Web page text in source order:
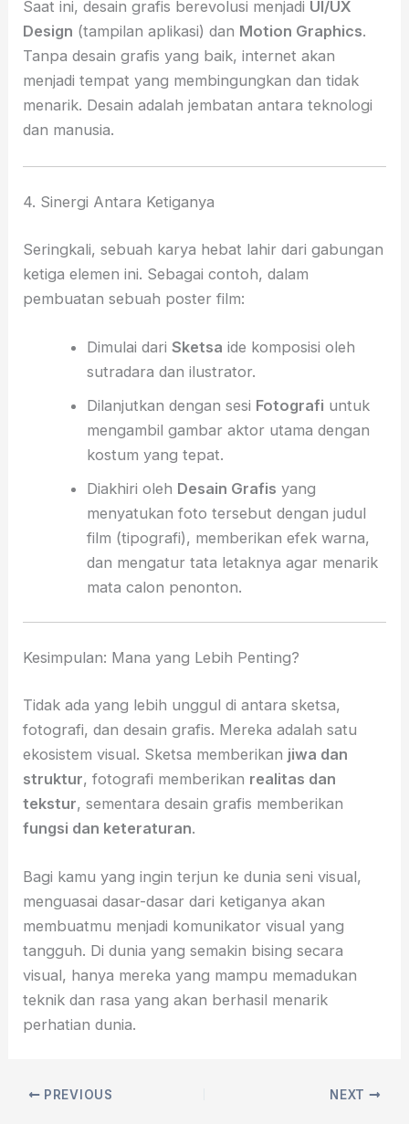
Saat ini, desain grafis berevolusi menjadi UI/UX
Design (tampilan aplikasi) dan Motion Graphics.
Tanpa desain grafis yang baik, internet akan
menjadi tempat yang membingungkan dan tidak
menarik. Desain adalah jembatan antara teknologi
dan manusia.
4. Sinergi Antara Ketiganya
Seringkali, sebuah karya hebat lahir dari gabungan
ketiga elemen ini. Sebagai contoh, dalam
pembuatan sebuah poster film:
Dimulai dari Sketsa ide komposisi oleh
sutradara dan ilustrator.
Dilanjutkan dengan sesi Fotografi untuk
mengambil gambar aktor utama dengan
kostum yang tepat.
Diakhiri oleh Desain Grafis yang
menyatukan foto tersebut dengan judul
film (tipografi), memberikan efek warna,
dan mengatur tata letaknya agar menarik
mata calon penonton.
Kesimpulan: Mana yang Lebih Penting?
Tidak ada yang lebih unggul di antara sketsa,
fotografi, dan desain grafis. Mereka adalah satu
ekosistem visual. Sketsa memberikan jiwa dan
struktur, fotografi memberikan realitas dan
tekstur, sementara desain grafis memberikan
fungsi dan keteraturan.
Bagi kamu yang ingin terjun ke dunia seni visual,
menguasai dasar-dasar dari ketiganya akan
membuatmu menjadi komunikator visual yang
tangguh. Di dunia yang semakin bising secara
visual, hanya mereka yang mampu memadukan
teknik dan rasa yang akan berhasil menarik
perhatian dunia.
PREVIOUS NEXT